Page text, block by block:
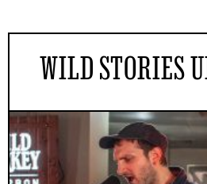
WILD STORIES